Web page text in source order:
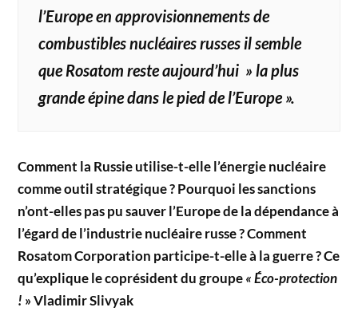
l’Europe en approvisionnements de
combustibles nucléaires russes il semble
que Rosatom reste aujourd’hui » la plus
grande épine dans le pied de l’Europe ».
Comment la Russie utilise-t-elle l’énergie nucléaire
comme outil stratégique ? Pourquoi les sanctions
n’ont-elles pas pu sauver l’Europe de la dépendance à
l’égard de l’industrie nucléaire russe ? Comment
Rosatom Corporation participe-t-elle à la guerre ? Ce
qu’explique le coprésident du groupe« Éco-protection
! » Vladimir Slivyak